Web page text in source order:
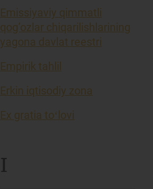
Emissiyaviy qimmatli
qog’ozlar chiqarilishlarining
yagona davlat reestri
Empirik tahlil
Erkin iqtisodiy zona
Ex gratia toʻlovi
I